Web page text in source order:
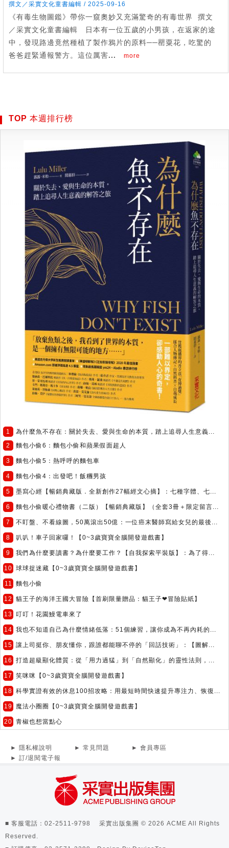
撰文／采實文化童書編輯 / 2025-09-16
《有毒生物圖鑑》帶你一窺奧妙又充滿驚奇的有毒世界 撰文
／采實文化童書編輯 日本有一位五歲的小男孩，在返家的途
中，發現路邊竟然種植了製作鴉片的原料──罌粟花，吃驚的
爸爸趕緊通報警方。這位厲害... more
TOP 本週排行榜
1
為什麼魚不存在：關於失去、愛與生命的本質，踏上追尋人生意義...
2
麵包小偷6：麵包小偷和蘋果假面超人
3 麵包小偷5：熱呼呼的麵包車
4 麵包小偷4：出發吧！飯糰男孩
5 墨寫心經【暢銷典藏版．全新創作27幅經文心摘】：七種字體、七...
6 麵包小偷暖心禮物書（二版）【暢銷典藏版】（全套3冊＋限定留言...
7 不盯盤、不看線圖，50萬滾出50億：一位癌末醫師寫給女兒的最後...
8 叭叭！車子回家囉！【0~3歲寶寶全腦開發遊戲書】
9 我們為什麼要讀書？為什麼要工作？【自我探索平裝版】：為了得...
10 球球捉迷藏【0~3歲寶寶全腦開發遊戲書】
11 麵包小偷
12 貓王子的海洋王國大冒險【首刷限量贈品：貓王子❤冒險貼紙】
13 叮叮！花園鰻電車來了
14 我也不知道自己為什麼情緒低落：51個練習，讓你成為不再內耗的...
15 讓上司挺你、朋友懂你，跟誰都能聊不停的「回話技術」：【圖解...
16 打造超級顯化體質：從「用力過猛」到「自然顯化」的靈性法則，...
17 笑咪咪【0~3歲寶寶全腦開發遊戲書】
18 科學實證有效的休息100招攻略：用最短時間快速提升專注力、恢復...
19 魔法小圈圈【0~3歲寶寶全腦開發遊戲書】
20 青椒也想當點心
► 隱私權說明 ► 常見問題
► 會員專區
► 訂/退閱電子報
■ 客服電話：02-2511-9798 采實出版集團 © 2026 ACME All Rights
Reserved.